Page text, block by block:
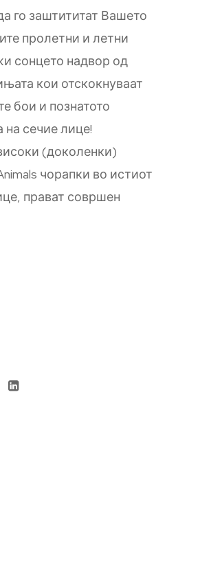
го заштититат Вашето
пролетни и летни
сонцето надвор од
кои отскокнуваат
бои и познатото
на сечие лице!
(доколенки)
чорапки во истиот
прават совршен